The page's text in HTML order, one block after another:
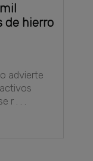
de hierro
advierte
. . .